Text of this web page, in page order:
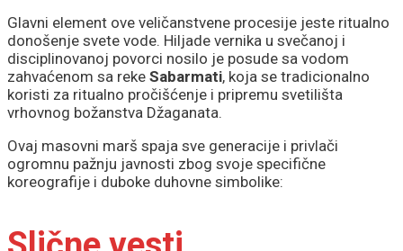
Glavni element ove veličanstvene procesije jeste ritualno
donošenje svete vode. Hiljade vernika u svečanoj i
disciplinovanoj povorci nosilo je posude sa vodom
zahvaćenom sa reke Sabarmati, koja se tradicionalno
koristi za ritualno pročišćenje i pripremu svetilišta
vrhovnog božanstva Džaganata.
Ovaj masovni marš spaja sve generacije i privlači
ogromnu pažnju javnosti zbog svoje specifične
koreografije i duboke duhovne simbolike: